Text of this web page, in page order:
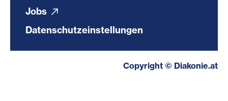
Jobs
Datenschutzeinstellungen
Copyright © Diakonie.at